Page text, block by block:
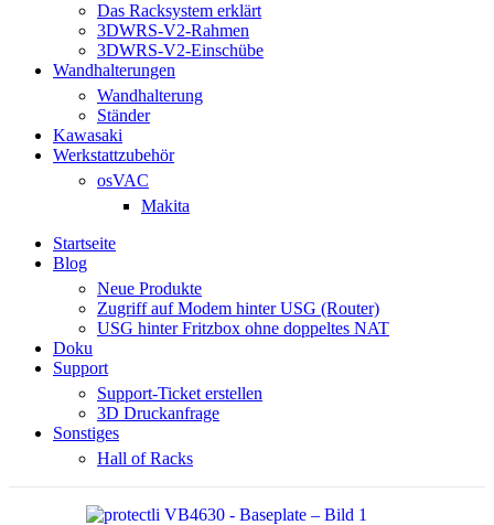
Das Racksystem erklärt
3DWRS-V2-Rahmen
3DWRS-V2-Einschübe
Wandhalterungen
Wandhalterung
Ständer
Kawasaki
Werkstattzubehör
osVAC
Makita
Startseite
Blog
Neue Produkte
Zugriff auf Modem hinter USG (Router)
USG hinter Fritzbox ohne doppeltes NAT
Doku
Support
Support-Ticket erstellen
3D Druckanfrage
Sonstiges
Hall of Racks